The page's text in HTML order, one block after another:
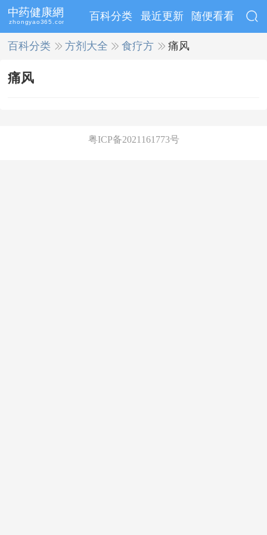
百科分类 最近更新 随便看看
百科分类 >>方剂大全 >>食疗方 >>痛风
痛风
粤ICP备2021161773号